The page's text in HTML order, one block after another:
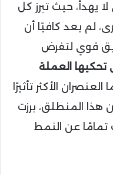
يهدأ، حيث تبرز كل
لم يعد كافيًا أن
قوي لتفرض
تحكيها العملة
العنصران الأكثر تأثيرًا
هذا المنطلق، برزت
عن النمط